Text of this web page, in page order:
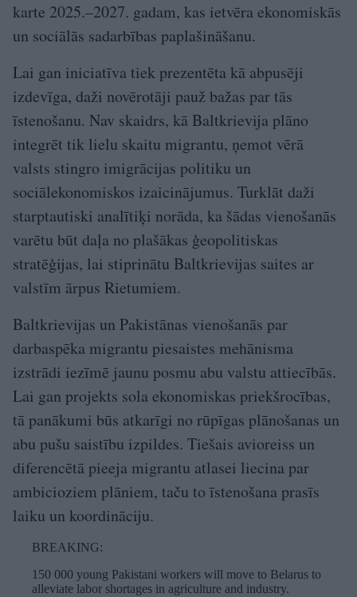
karte 2025.–2027. gadam, kas ietvēra ekonomiskās
un sociālās sadarbības paplašināšanu.
Lai gan iniciatīva tiek prezentēta kā abpusēji
izdevīga, daži novērotāji pauž bažas par tās
īstenošanu. Nav skaidrs, kā Baltkrievija plāno
integrēt tik lielu skaitu migrantu, ņemot vērā
valsts stingro imigrācijas politiku un
sociālekonomiskos izaicinājumus. Turklāt daži
starptautiski analītiķi norāda, ka šādas vienošanās
varētu būt daļa no plašākas ģeopolitiskas
stratēģijas, lai stiprinātu Baltkrievijas saites ar
valstīm ārpus Rietumiem.
Baltkrievijas un Pakistānas vienošanās par
darbaspēka migrantu piesaistes mehānisma
izstrādi iezīmē jaunu posmu abu valstu attiecībās.
Lai gan projekts sola ekonomiskas priekšrocības,
tā panākumi būs atkarīgi no rūpīgas plānošanas un
abu pušu saistību izpildes. Tiešais avioreiss un
diferencētā pieeja migrantu atlasei liecina par
ambicioziem plāniem, taču to īstenošana prasīs
laiku un koordināciju.
BREAKING:
150 000 young Pakistani workers will move to Belarus to
alleviate labor shortages in agriculture and industry.